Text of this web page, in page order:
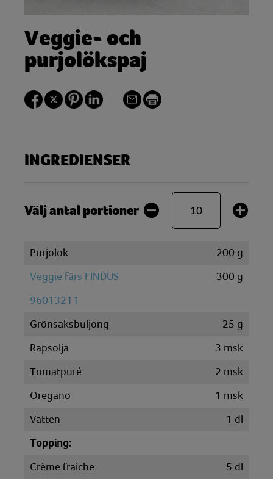
Veggie- och
purjolökspaj
INGREDIENSER
Välj antal portioner
Purjolök 200 g
Veggie färs FINDUS
96013211
300 g
Grönsaksbuljong 25 g
Rapsolja
3 msk
Tomatpuré
2 msk
Oregano
1 msk
Vatten
1 dl
Topping:
Crème fraiche
5 dl